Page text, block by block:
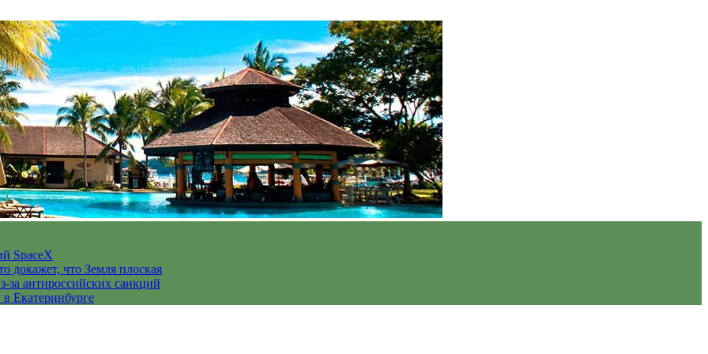
SpaceX
докажет, что Земля плоская
антироссийских санкций
Екатеринбурге